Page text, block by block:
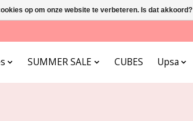
SUMMER SALE CUBES Upsa
op om onze website te verbeteren. Is dat akkoord?